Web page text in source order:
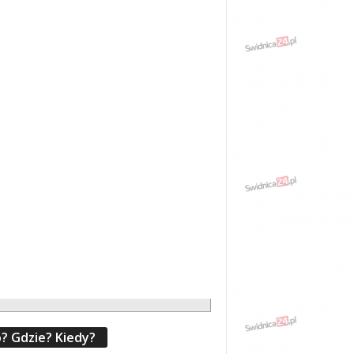
Gdzie? Kiedy?